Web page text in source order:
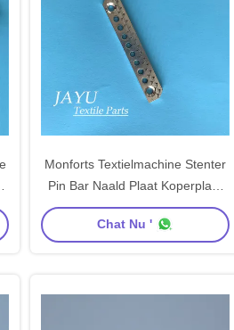
Monforts Textielmachine Stenter
Pin Bar Naald Plaat Koperplaat
Nickel Plating CS SS Materiaal
Naald
Chat Nu '